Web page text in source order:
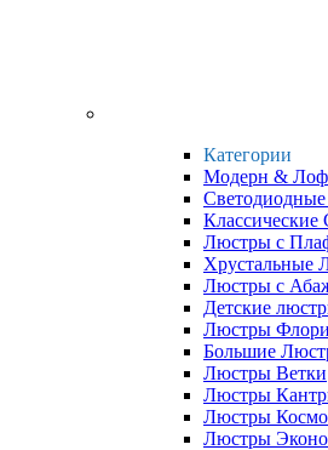
Категории
Модерн &
Классические
Люстры с
Хрустальные
Люстры с
Детские
Люстры
Большие
Люстры Ветки
Люстры
Люстры
Люстры